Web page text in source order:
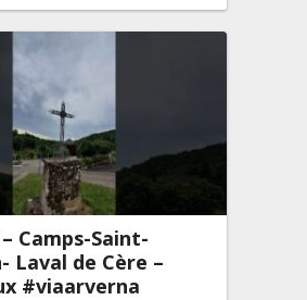
Camps-Saint-
Laval de Cère –
#viaarverna